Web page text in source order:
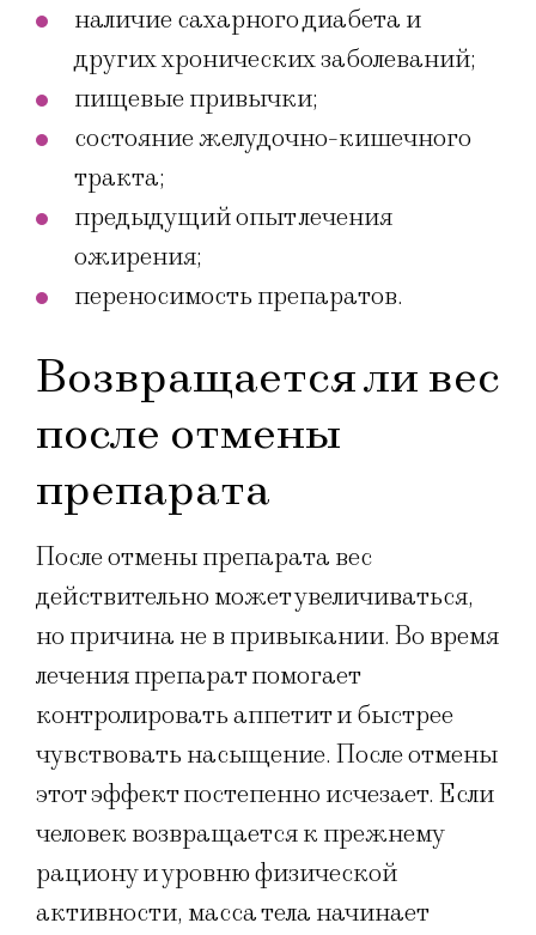
наличие сахарного диабета и
других хронических заболеваний;
пищевые привычки;
состояние желудочно-кишечного
тракта;
предыдущий опыт лечения
ожирения;
переносимость препаратов.
Возвращается ли вес
после отмены
препарата
После отмены препарата вес
действительно может увеличиваться,
но причина не в привыкании. Во время
лечения препарат помогает
контролировать аппетит и быстрее
чувствовать насыщение. После отмены
этот эффект постепенно исчезает. Если
человек возвращается к прежнему
рациону и уровню физической
активности, масса тела начинает